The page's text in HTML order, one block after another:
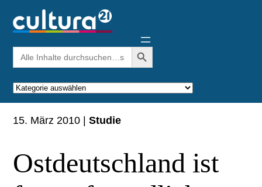
Inhalt
Search
for:
Search Button
Kategorien
15. März 2010 |Studie
Ostdeutschland ist